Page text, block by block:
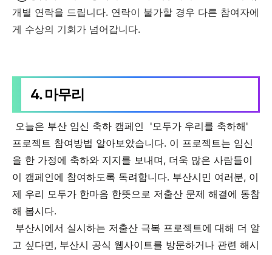
개별 연락을 드립니다. 연락이 불가할 경우 다른 참여자에
게 수상의 기회가 넘어갑니다.
4. 마무리
오늘은 부산 임신 축하 캠페인 '모두가 우리를 축하해'
프로젝트 참여방법 알아보았습니다. 이 프로젝트는 임신
을 한 가정에 축하와 지지를 보내며, 더욱 많은 사람들이
이 캠페인에 참여하도록 독려합니다. 부산시민 여러분, 이
제 우리 모두가 한마음 한뜻으로 저출산 문제 해결에 동참
해 봅시다.
부산시에서 실시하는 저출산 극복 프로젝트에 대해 더 알
고 싶다면, 부산시 공식 웹사이트를 방문하거나 관련 해시